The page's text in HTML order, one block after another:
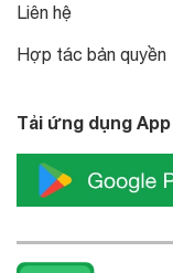
Liên hệ
Hợp tác bản quyền
Tải ứng dụng App